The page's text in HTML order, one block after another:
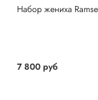
Набор жениха
7 800 руб